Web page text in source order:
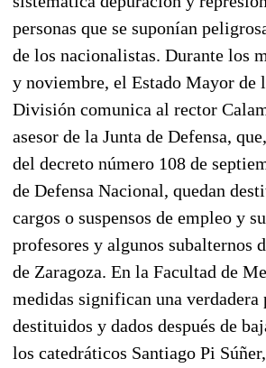
personas que se suponían
de los nacionalistas. Durante los
y noviembre, el Estado Mayor de
División comunica al rector
asesor de la Junta de Defensa,
del decreto número 108 de
de Defensa Nacional, quedan
cargos o suspensos de empleo y
profesores y algunos subalternos
de Zaragoza. En la Facultad de
medidas significan una verdadera
destituidos y dados después de
los catedráticos Santiago Pi